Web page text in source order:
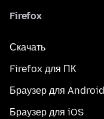
Firefox
Скачать
Firefox для ПК
Браузер для Android
Браузер для iOS